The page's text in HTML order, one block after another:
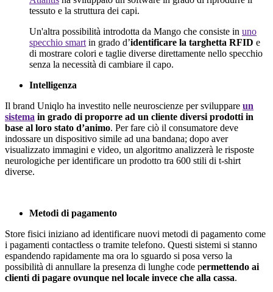
tessuto e la struttura dei capi.
Un'altra possibilità introdotta da Mango che consiste in uno
specchio smart in grado d’identificare la targhetta RFID e
di mostrare colori e taglie diverse direttamente nello specchio
senza la necessità di cambiare il capo.
Intelligenza
Il brand Uniqlo ha investito nelle neuroscienze per sviluppare un
sistema in grado di proporre ad un cliente diversi prodotti in
base al loro stato d’animo. Per fare ciò il consumatore deve
indossare un dispositivo simile ad una bandana; dopo aver
visualizzato immagini e video, un algoritmo analizzerà le risposte
neurologiche per identificare un prodotto tra 600 stili di t-shirt
diverse.
Metodi di pagamento
Store fisici iniziano ad identificare nuovi metodi di pagamento come
i pagamenti contactless o tramite telefono. Questi sistemi si stanno
espandendo rapidamente ma ora lo sguardo si posa verso la
possibilità di annullare la presenza di lunghe code permettendo ai
clienti di pagare ovunque nel locale invece che alla cassa.